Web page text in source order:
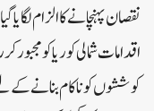
نقصان پہنچانے کا الزام
اقدامات شمالی کوریا کو
کوششوں کو ناکام بنانے کے